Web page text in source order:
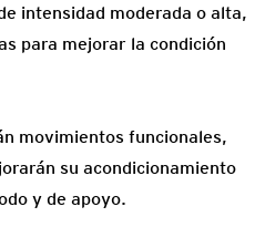
intensidad moderada o alta,
para mejorar la condición
movimientos funcionales,
su acondicionamiento
y de apoyo.